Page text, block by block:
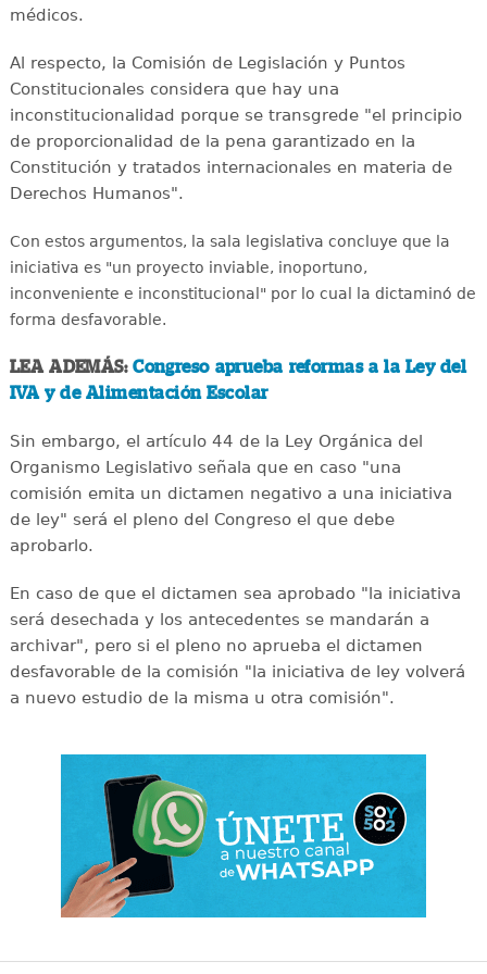
médicos.
Al respecto, la Comisión de Legislación y Puntos
Constitucionales considera que hay una
inconstitucionalidad porque se transgrede "el principio
de proporcionalidad de la pena garantizado en la
Constitución y tratados internacionales en materia de
Derechos Humanos".
Con estos argumentos, la sala legislativa concluye que la
iniciativa es "un proyecto inviable, inoportuno,
inconveniente e inconstitucional" por lo cual la dictaminó de
forma desfavorable.
LEA ADEMÁS:Congreso aprueba reformas a la Ley del
IVA y de Alimentación Escolar
Sin embargo, el artículo 44 de la Ley Orgánica del
Organismo Legislativo señala que en caso "una
comisión emita un dictamen negativo a una iniciativa
de ley" será el pleno del Congreso el que debe
aprobarlo.
En caso de que el dictamen sea aprobado "la iniciativa
será desechada y los antecedentes se mandarán a
archivar", pero si el pleno no aprueba el dictamen
desfavorable de la comisión "la iniciativa de ley volverá
a nuevo estudio de la misma u otra comisión".